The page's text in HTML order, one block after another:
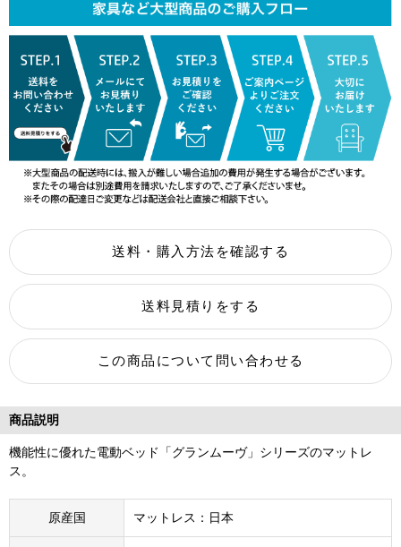
商品説明
機能性に優れた電動ベッド「グランムーヴ」シリーズのマットレ
ス。
原産国 マットレス：日本